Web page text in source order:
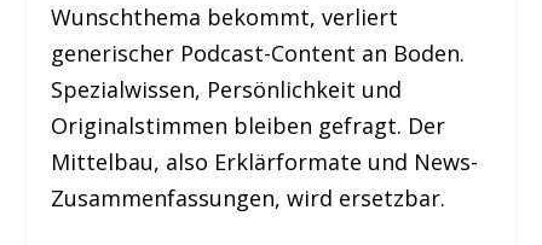
Wunschthema bekommt, verliert
generischer Podcast-Content an Boden.
Spezialwissen, Persönlichkeit und
Originalstimmen bleiben gefragt. Der
Mittelbau, also Erklärformate und News-
Zusammenfassungen, wird ersetzbar.